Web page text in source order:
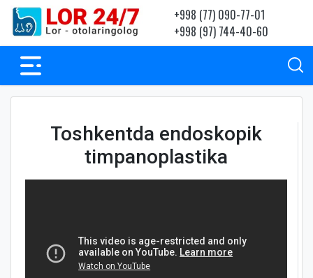
+998 (77) 090-77-01
+998 (97) 744-40-60
Toshkentda endoskopik
timpanoplastika